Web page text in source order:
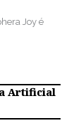
Joy é
Artificial